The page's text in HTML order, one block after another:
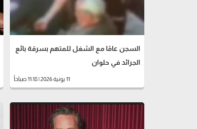
السجن عامًا مع الشغل للمتهم بسرقة بائع
الجرائد في حلوان
11 يونية 2026 | 11:18 صباحاً